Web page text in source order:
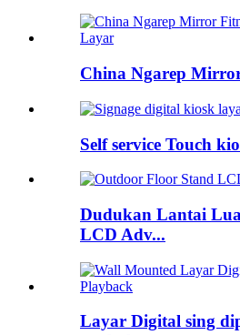
China Ngarep
Self service Touch
Dudukan Lantai
LCD Adv...
Layar Digital sing